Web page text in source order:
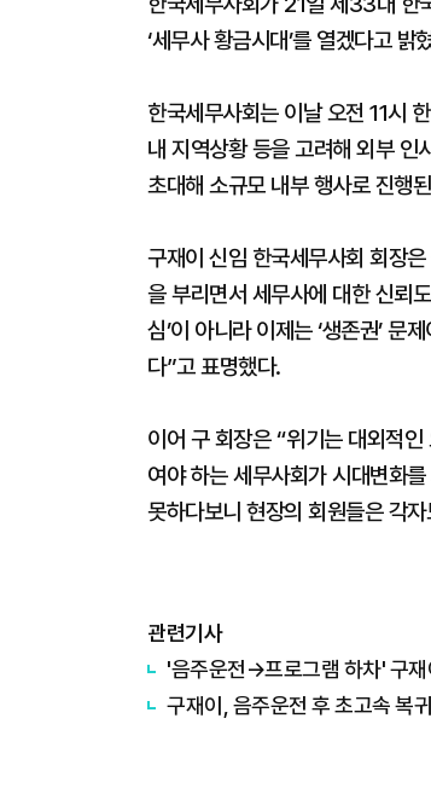
‘세무사 황금시대’를 열겠다고 밝
한국세무사회는 이날 오전 11시
내 지역상황 등을 고려해 외부 인
초대해 소규모 내부 행사로 진행
구재이 신임 한국세무사회 회장
을 부리면서 세무사에 대한 신뢰
심’이 아니라 이제는 ‘생존권’ 문
다”고 표명했다.
이어 구 회장은 “위기는 대외적
여야 하는 세무사회가 시대변화
못하다보니 현장의 회원들은 각
관련기사
'음주운전→프로그램 하차' 구
구재이, 음주운전 후 초고속 복